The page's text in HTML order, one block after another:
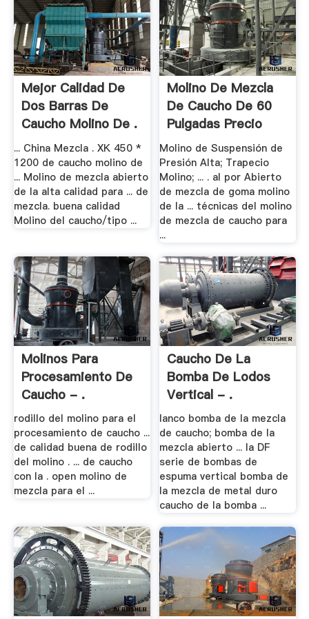
Mejor Calidad De
Dos Barras De
Caucho Molino De .
... China Mezcla . XK 450 *
1200 de caucho molino de
... Molino de mezcla abierto
de la alta calidad para ... de
mezcla. buena calidad
Molino del caucho/tipo ...
Molino De Mezcla
De Caucho De 60
Pulgadas Precio
Molino de Suspensión de
Presión Alta; Trapecio
Molino; ... . al por Abierto
de mezcla de goma molino
de la ... técnicas del molino
de mezcla de caucho para
...
Molinos Para
Procesamiento De
Caucho - .
rodillo del molino para el
procesamiento de caucho ...
de calidad buena de rodillo
del molino . ... de caucho
con la . open molino de
mezcla para el ...
Caucho De La
Bomba De Lodos
Vertical - .
lanco bomba de la mezcla
de caucho; bomba de la
mezcla abierto ... la DF
serie de bombas de
espuma vertical bomba de
la mezcla de metal duro
caucho de la bomba ...